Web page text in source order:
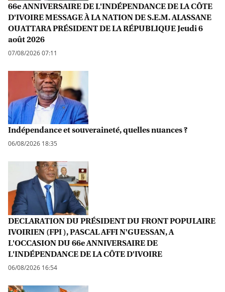
66e ANNIVERSAIRE DE L'INDÉPENDANCE DE LA CÔTE
D'IVOIRE MESSAGE À LA NATION DE S.E.M. ALASSANE
OUATTARA PRÉSIDENT DE LA RÉPUBLIQUE Jeudi 6
août 2026
07/08/2026 07:11
Indépendance et souveraineté, quelles nuances ?
06/08/2026 18:35
DECLARATION DU PRÉSIDENT DU FRONT POPULAIRE
IVOIRIEN (FPI ), PASCAL AFFI N'GUESSAN, A
L'OCCASION DU 66e ANNIVERSAIRE DE
L'INDÉPENDANCE DE LA CÔTE D'IVOIRE
06/08/2026 16:54